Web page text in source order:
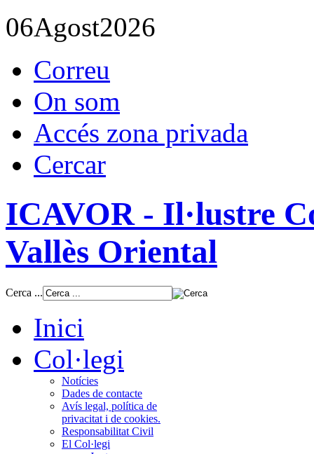
06Agost2026
Correu
On som
Accés zona privada
Cercar
ICAVOR - Il·lustre
Vallès Oriental
Cerca ...
Inici
Col·legi
Notícies
Dades de contacte
Avís legal, política de
privacitat i de cookies.
Responsabilitat Civil
El Col·legi